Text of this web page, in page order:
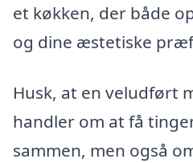
et køkken, der både
og dine æstetiske
Husk, at en veludført
handler om at få
sammen, men også